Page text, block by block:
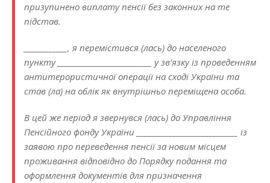
призупинено виплату пенсії без законних на те
підстав.
____________, я перемістився (лась) до населеного
пункту __________________________ у зв’язку із проведенням
антитерористичної операції на сході України та
став (ла) на облік як внутрішньо переміщена особа.
В цей же період я звернувся (лась) до Управління
Пенсійного фонду України ____________________________ із
заявою про переведення пенсії за новим місцем
проживання відповідно до Порядку подання та
оформлення документів для призначення